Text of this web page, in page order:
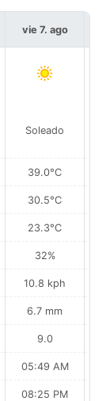
vie 7. ago
Soleado
39.0°C
30.5°C
23.3°C
32%
10.8 kph
6.7 mm
9.0
05:49 AM
08:25 PM